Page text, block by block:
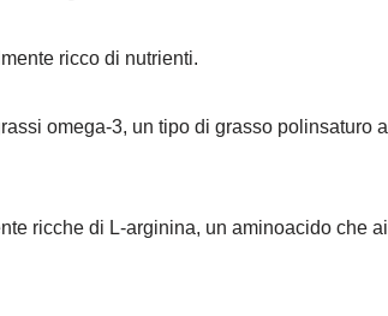
ricco di nutrienti.
omega-3, un tipo di grasso polinsaturo
ricche di L-arginina, un aminoacido che